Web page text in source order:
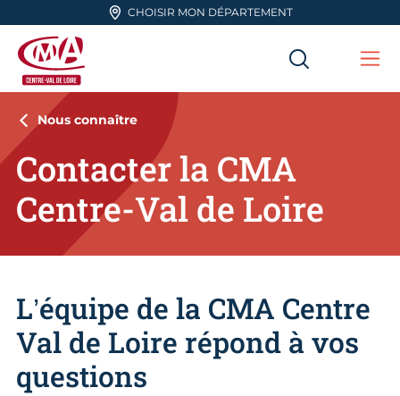
Aller en haut de pageCHOISIR MON DÉPARTEMENT
CMA Centre-Val de Loire
Nous connaître
Contacter la CMA
Centre-Val de Loire
L’équipe de la CMA Centre
Val de Loire répond à vos
questions